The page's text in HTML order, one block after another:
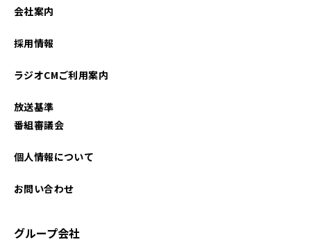
2025年09月
会社案内
採用情報
ラジオCMご利用案内
放送基準
番組審議会
個人情報について
お問い合わせ
グループ会社